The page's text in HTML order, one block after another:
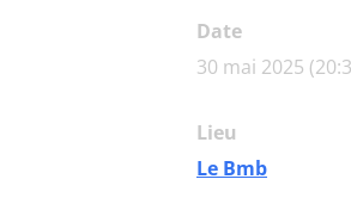
Date
30 mai 2025
Lieu
Le Bmb